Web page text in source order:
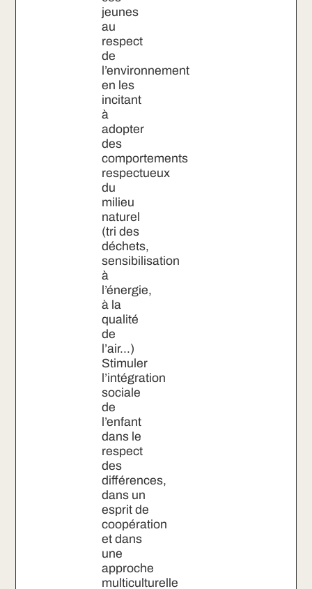
jeunes
au
respect
de
l’environnement
en les
incitant
à
adopter
des
comportements
respectueux
du
milieu
naturel
(tri des
déchets,
sensibilisation
à
l’énergie,
à la
qualité
de
l’air…)
Stimuler
l’intégration
sociale
de
l’enfant
dans le
respect
des
différences,
dans un
esprit de
coopération
et dans
une
approche
multiculturelle